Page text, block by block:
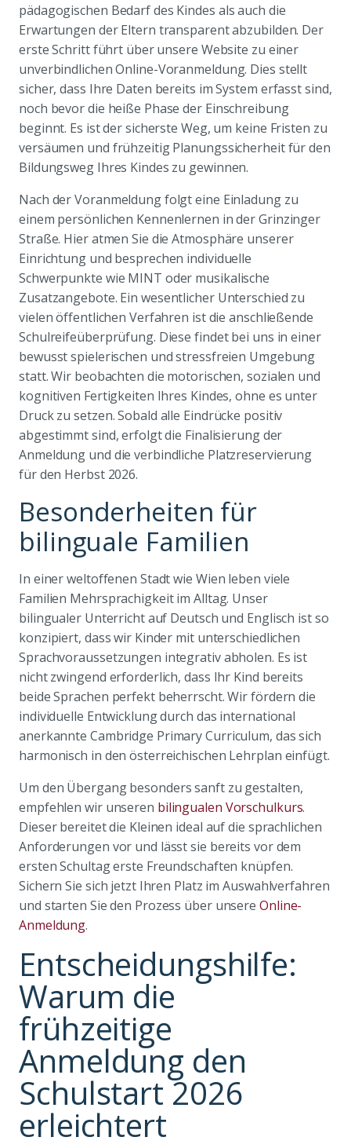
pädagogischen Bedarf des Kindes als auch die
Erwartungen der Eltern transparent abzubilden. Der
erste Schritt führt über unsere Website zu einer
unverbindlichen Online-Voranmeldung. Dies stellt
sicher, dass Ihre Daten bereits im System erfasst sind,
noch bevor die heiße Phase der Einschreibung
beginnt. Es ist der sicherste Weg, um keine Fristen zu
versäumen und frühzeitig Planungssicherheit für den
Bildungsweg Ihres Kindes zu gewinnen.
Nach der Voranmeldung folgt eine Einladung zu
einem persönlichen Kennenlernen in der Grinzinger
Straße. Hier atmen Sie die Atmosphäre unserer
Einrichtung und besprechen individuelle
Schwerpunkte wie MINT oder musikalische
Zusatzangebote. Ein wesentlicher Unterschied zu
vielen öffentlichen Verfahren ist die anschließende
Schulreifeüberprüfung. Diese findet bei uns in einer
bewusst spielerischen und stressfreien Umgebung
statt. Wir beobachten die motorischen, sozialen und
kognitiven Fertigkeiten Ihres Kindes, ohne es unter
Druck zu setzen. Sobald alle Eindrücke positiv
abgestimmt sind, erfolgt die Finalisierung der
Anmeldung und die verbindliche Platzreservierung
für den Herbst 2026.
Besonderheiten für
bilinguale Familien
In einer weltoffenen Stadt wie Wien leben viele
Familien Mehrsprachigkeit im Alltag. Unser
bilingualer Unterricht auf Deutsch und Englisch ist so
konzipiert, dass wir Kinder mit unterschiedlichen
Sprachvoraussetzungen integrativ abholen. Es ist
nicht zwingend erforderlich, dass Ihr Kind bereits
beide Sprachen perfekt beherrscht. Wir fördern die
individuelle Entwicklung durch das international
anerkannte Cambridge Primary Curriculum, das sich
harmonisch in den österreichischen Lehrplan einfügt.
Um den Übergang besonders sanft zu gestalten,
empfehlen wir unseren bilingualen Vorschulkurs.
Dieser bereitet die Kleinen ideal auf die sprachlichen
Anforderungen vor und lässt sie bereits vor dem
ersten Schultag erste Freundschaften knüpfen.
Sichern Sie sich jetzt Ihren Platz im Auswahlverfahren
und starten Sie den Prozess über unsere Online-
Anmeldung.
Entscheidungshilfe:
Warum die
frühzeitige
Anmeldung den
Schulstart 2026
erleichtert